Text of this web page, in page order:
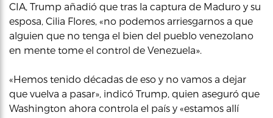
CIA, Trump añadió que tras la captura de Maduro y su
esposa, Cilia Flores, «no podemos arriesgarnos a que
alguien que no tenga el bien del pueblo venezolano
en mente tome el control de Venezuela».
«Hemos tenido décadas de eso y no vamos a dejar
que vuelva a pasar», indicó Trump, quien aseguró que
Washington ahora controla el país y «estamos allí